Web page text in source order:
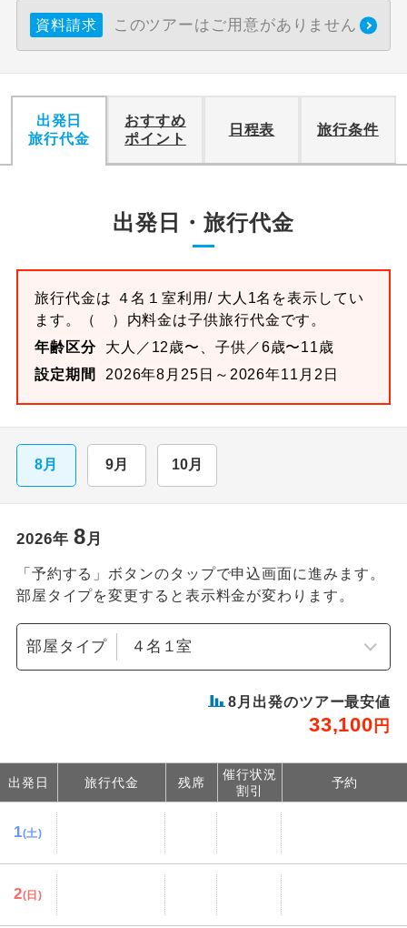
資料請求 このツアーはご用意がありません
出発日
旅行代金
おすすめ
ポイント
日程表 旅行条件
出発日・旅行代金
旅行代金は ４名１室利用/ 大人1名を表示してい
ます。
（ ）内料金は子供旅行代金です。
年齢区分
大人／12歳〜、子供／6歳〜11歳
設定期間
2026年8月25日～2026年11月2日
8月 9月 10月
2026年 8 月
「予約する」ボタンのタップで申込画面に進みます。
部屋タイプを変更すると表示料金が変わります。
部屋タイプ
8 月出発のツアー最安値
33,100 円
出発日 旅行代金 残席
催行状況
割引
予約
1(土)
2(日)